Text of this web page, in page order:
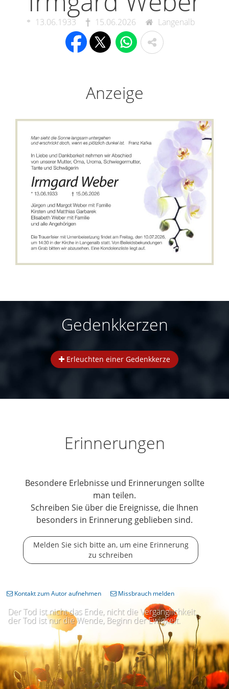
13.06.1933 15.06.2026 Langenalb
Anzeige
Gedenkkerzen
Erleuchten einer Gedenkkerze
Erinnerungen
Besondere Erlebnisse und Erinnerungen sollte
man teilen.
Schreiben Sie über die Ereignisse, die Ihnen
besonders in Erinnerung geblieben sind.
Melden Sie sich bitte an, um eine Erinnerung
zu schreiben
Der Tod ist nicht das Ende, nicht die Vergänglichkeit,
der Tod ist nur die Wende, Beginn der Ewigkeit.
Kontakt zum Autor aufnehmen Missbrauch melden